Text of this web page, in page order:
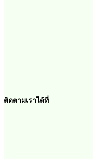
ติดตามเราได้ที่